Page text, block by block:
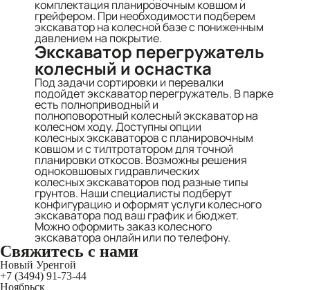
комплектация планировочным ковшом и
грейфером. При необходимости подберем
экскаватор на колесной базе с пониженным
давлением на покрытие.
Экскаватор перегружатель
колесный и оснастка
Под задачи сортировки и перевалки
подойдет экскаватор перегружатель. В парке
есть полноприводный и
полноповоротный колесный экскаватор на
колесном ходу. Доступны опции
колесных экскаваторов с планировочным
ковшом и с тилтротатором для точной
планировки откосов. Возможны решения
одноковшовых гидравлических
колесных экскаваторов под разные типы
грунтов. Наши специалисты подберут
конфигурацию и оформят услуги колесного
экскаватора под ваш график и бюджет.
Можно оформить заказ колесного
экскаватора онлайн или по телефону.
Свяжитесь с нами
Новый Уренгой
+7 (3494) 91-73-44
Ноябрьск